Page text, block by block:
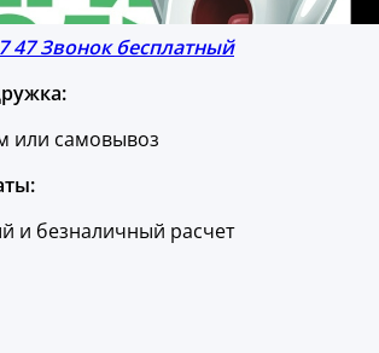
47 Звонок бесплатный
или самовывоз
и безналичный расчет